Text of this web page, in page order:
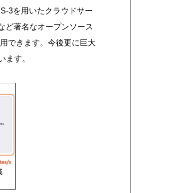
3を用いたクラウドサー
ど著名なオープンソース
できます。今後更に巨大
ます。